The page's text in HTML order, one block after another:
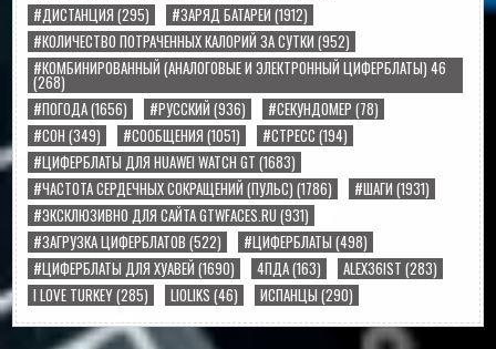
#ДИСТАНЦИЯ (295) #ЗАРЯД БАТАРЕИ (1912)
#КОЛИЧЕСТВО ПОТРАЧЕННЫХ КАЛОРИЙ ЗА СУТКИ (952)
#КОМБИНИРОВАННЫЙ (АНАЛОГОВЫЕ И ЭЛЕКТРОННЫЙ ЦИФЕРБЛАТЫ) 46
(268)
#ПОГОДА(1656) #РУССКИЙ (936) #СЕКУНДОМЕР (78)
#СОН (349) #СООБЩЕНИЯ (1051) #СТРЕСС (194)
#ЦИФЕРБЛАТЫ ДЛЯ HUAWEI WATCH GT (1683)
#ЧАСТОТА СЕРДЕЧНЫХ СОКРАЩЕНИЙ (ПУЛЬС) (1786) #ШАГИ (1931)
#ЭКСКЛЮЗИВНО ДЛЯ САЙТА GTWFACES.RU (931)
#ЗАГРУЗКА ЦИФЕРБЛАТОВ (522) #ЦИФЕРБЛАТЫ (498)
#ЦИФЕРБЛАТЫ ДЛЯ ХУАВЕЙ (1690) 4ПДА(163) ALEX36IST (283)
I LOVE TURKEY(285) LIOLIKS (46) ИСПАНЦЫ (290)